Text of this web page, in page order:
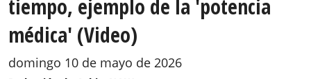
tiempo, ejemplo de la 'potencia
médica' (Video)
domingo 10 de mayo de 2026